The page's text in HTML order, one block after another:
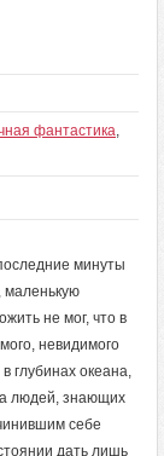
фантастика,
минуты
маленькую
не мог, что в
невидимого
глубинах океана,
людей, знающих
себе
дать лишь